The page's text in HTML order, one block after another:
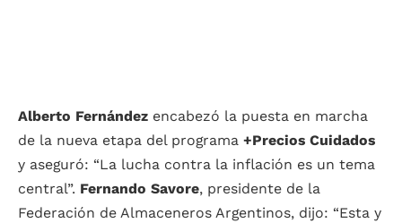
Alberto Fernández encabezó la puesta en marcha
de la nueva etapa del programa +Precios Cuidados
y aseguró: “La lucha contra la inflación es un tema
central”. Fernando Savore, presidente de la
Federación de Almaceneros Argentinos, dijo: “Esta y